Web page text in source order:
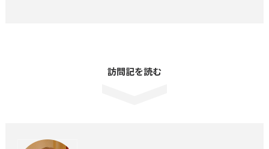
訪問記を読む